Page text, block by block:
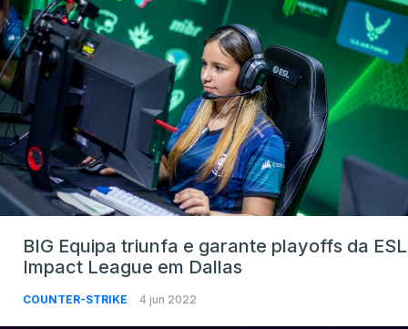
BIG Equipa triunfa e garante playoffs da ESL
Impact League em Dallas
COUNTER-STRIKE 4 jun 2022